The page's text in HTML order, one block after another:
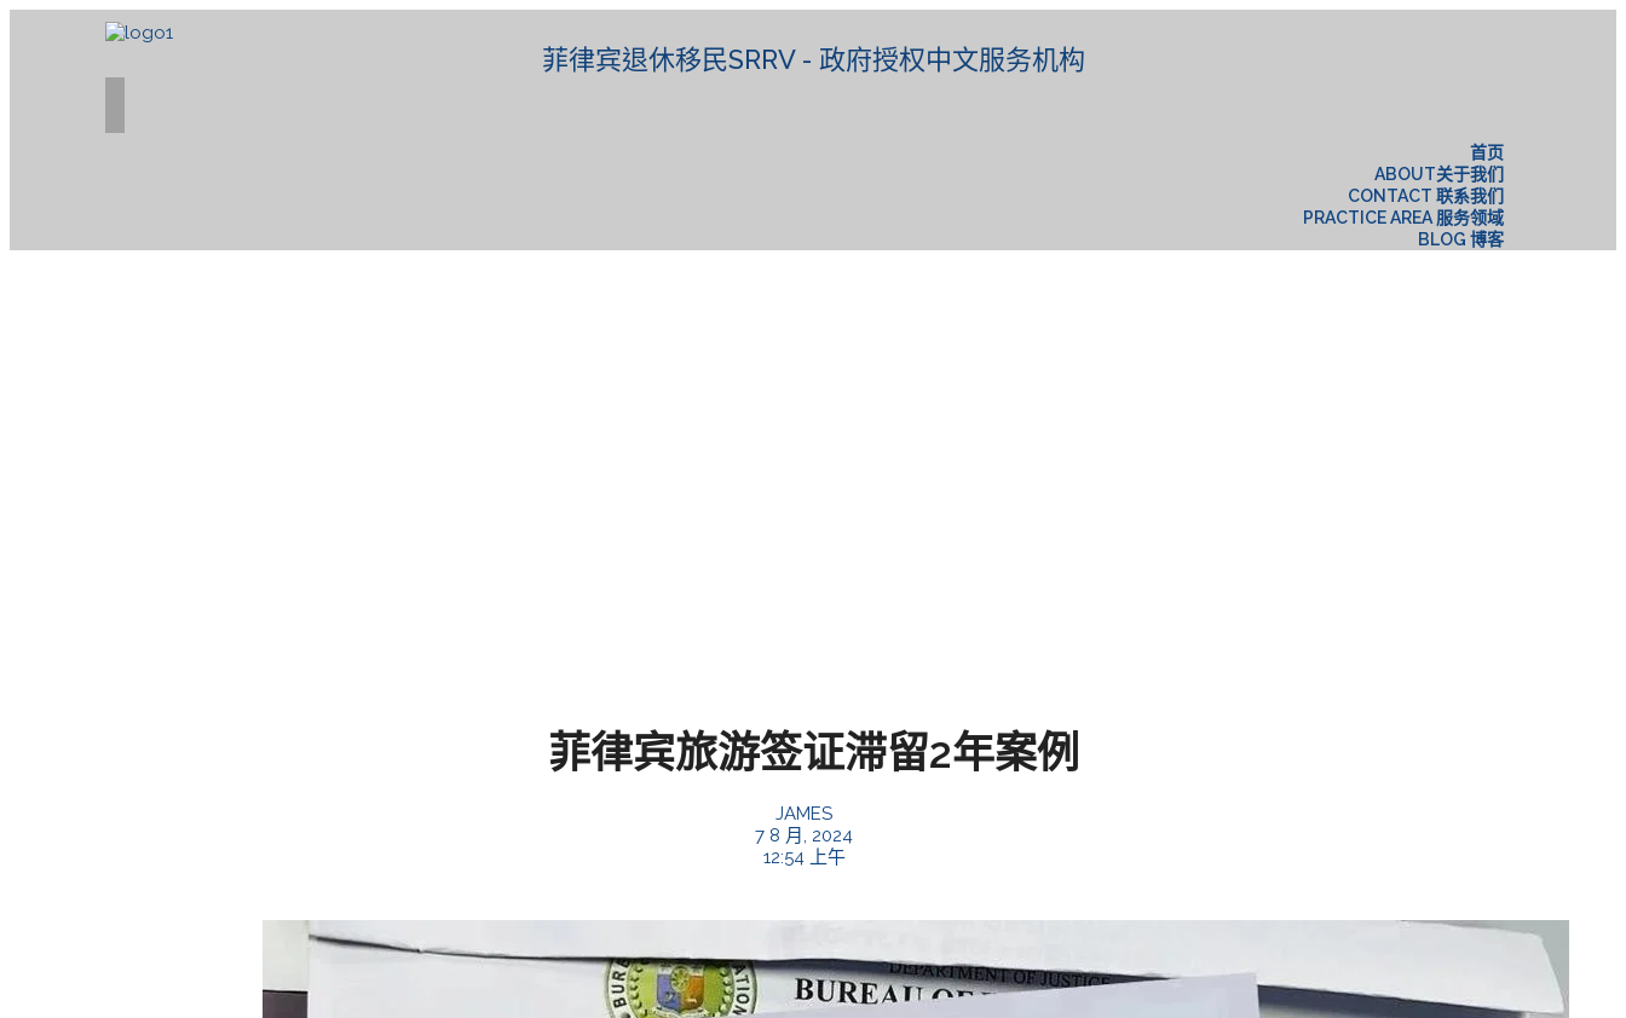
菲律宾退休移民SRRV - 政府授权中文服务机构
首页
ABOUT关于我们
CONTACT 联系我们
PRACTICE AREA 服务领域
BLOG 博客
菲律宾旅游签证滞留2年案例
JAMES
7 8 月, 2024
12:54 上午